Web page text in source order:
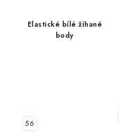
Elastické bílé žíhané
body
56